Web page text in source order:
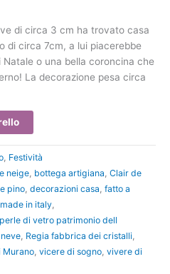
di circa 3 cm ha trovato casa
di circa 7cm, a lui piacerebbe
o una bella coroncina che
La decorazione pesa circa
, Festività
neige, bottega artigiana, Clair de
pino, decorazioni casa, fatto a
made in italy,
perle di vetro patrimonio dell
, Regia fabbrica dei cristalli,
Murano, vicere di sogno, vivere di